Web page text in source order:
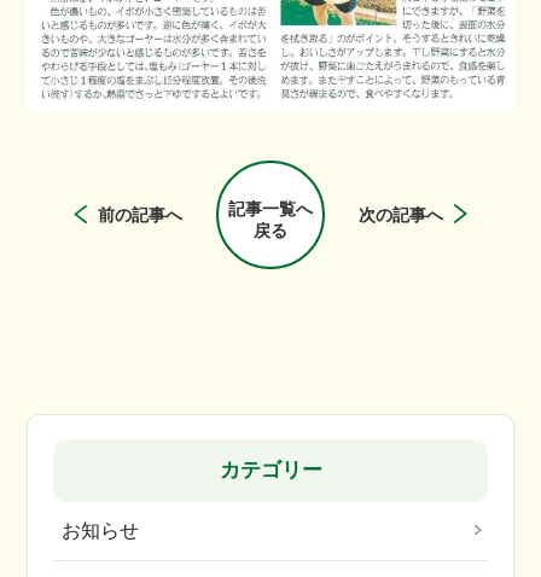
前の記事へ
記事一覧へ
戻る
次の記事へ
カテゴリー
お知らせ